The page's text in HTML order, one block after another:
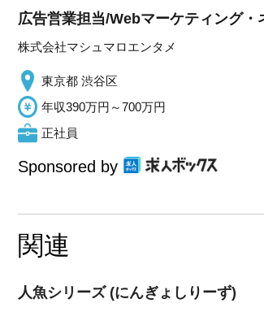
広告営業担当/Webマーケティング・
株式会社マシュマロエンタメ
東京都 渋谷区
年収390万円～700万円
正社員
Sponsored by
関連
人魚シリーズ(にんぎょしりーず)